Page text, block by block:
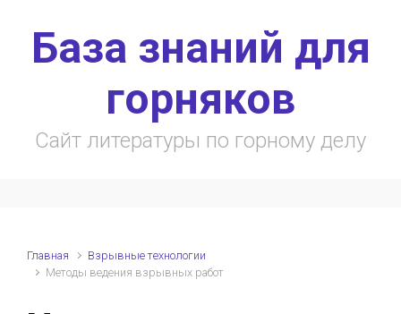
База знаний для
горняков
Сайт литературы по горному делу
Главная
Взрывные технологии
Методы ведения взрывных работ